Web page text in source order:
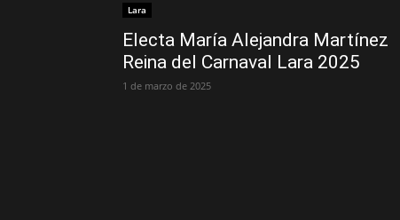
Lara
Electa María Alejandra Martínez
Reina del Carnaval Lara 2025
1 de marzo de 2025